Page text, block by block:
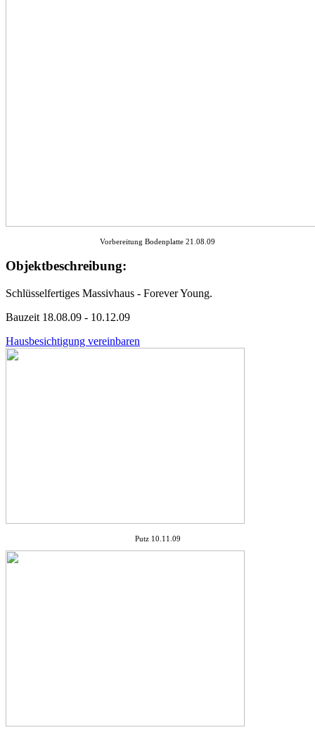
Vorbereitung Bodenplatte 21.08.09
Objektbeschreibung:
Schlüsselfertiges Massivhaus - Forever Young.
Bauzeit 18.08.09 - 10.12.09
Hausbesichtigung vereinbaren
Putz 10.11.09